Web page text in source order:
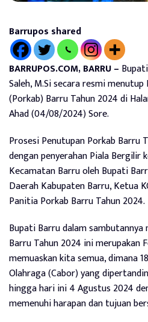
Barrupos shared
BARRUPOS.COM, BARRU –
Saleh, M.Si secara resmi
(Porkab) Barru Tahun 2024 di
Ahad (04/08/2024) Sore.
Prosesi Penutupan Porkab Barru
dengan penyerahan Piala Bergilir
Kecamatan Barru oleh Bupati
Daerah Kabupaten Barru, Ketua
Panitia Porkab Barru Tahun 2024.
Bupati Barru dalam sambutannya
Barru Tahun 2024 ini merupakan
memuaskan kita semua, dimana
Olahraga (Cabor) yang
hingga hari ini 4 Agustus 2024
memenuhi harapan dan tujuan